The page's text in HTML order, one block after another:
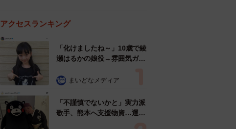
アクセスランキング
「化けましたね～」10歳で綾
瀬はるかの娘役→雰囲気ガラ
雰囲気が」「宝塚に入れそ
まいどなメディア
「不謹慎でないかと」実力派
歌手、熊本へ支援物資…運搬